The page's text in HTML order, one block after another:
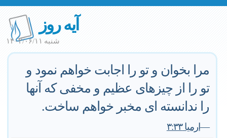
آیه روز
شنبه ۱۴۰۲/۰۶/۱۱
مرا بخوان و تو را اجابت خواهم نمود و
تو را از چیزهای عظیم و مخفی که آنها
را ندانسته ای مخبر خواهم ساخت.
—ارمیا ۳:۳۳